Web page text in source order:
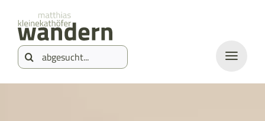
springen
Inhalt
springen
Suche
nach: